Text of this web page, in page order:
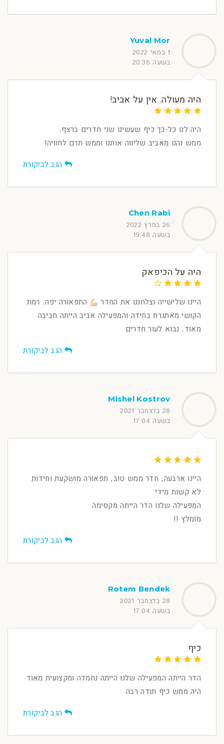
Yuval Mor
1 במאי 2022
בשעה 20:36
היה מעולה. אין על אביב!
היה לנו כל-כך כיף שעשינו שני חדרים ברצף.
ממש נהנו מאביב שליווה אותנו וממש תרם לחוויה!
הגב לביקורת
Chen Rabi
26 במרץ 2022
בשעה 19:48
היה על הכיפאק
היינו שלישייה וצלחננו את החדר
התפאורה יפה. רמת
הקושי מאתגרת בחידה והמפעילה אביב הייתה חביבה
מאוד. נבוא לעור חדרים
הגב לביקורת
Mishel Kostrov
28 בדצמבר 2021
בשעה 17:04
היינו ארבעה, חדר ממש טוב, תפאורה מושקעת וחידות
לא קשות מידי
המפעילה שלנו הדר הייתה מקסימה
מומלץ !!
הגב לביקורת
Rotem Bendek
28 בדצמבר 2021
בשעה 17:04
כיף
הדר הייתה המפעילה שלנו הייתה נחמדה ומקצועית מאוד
היה ממש כיף תודה רבה
הגב לביקורת